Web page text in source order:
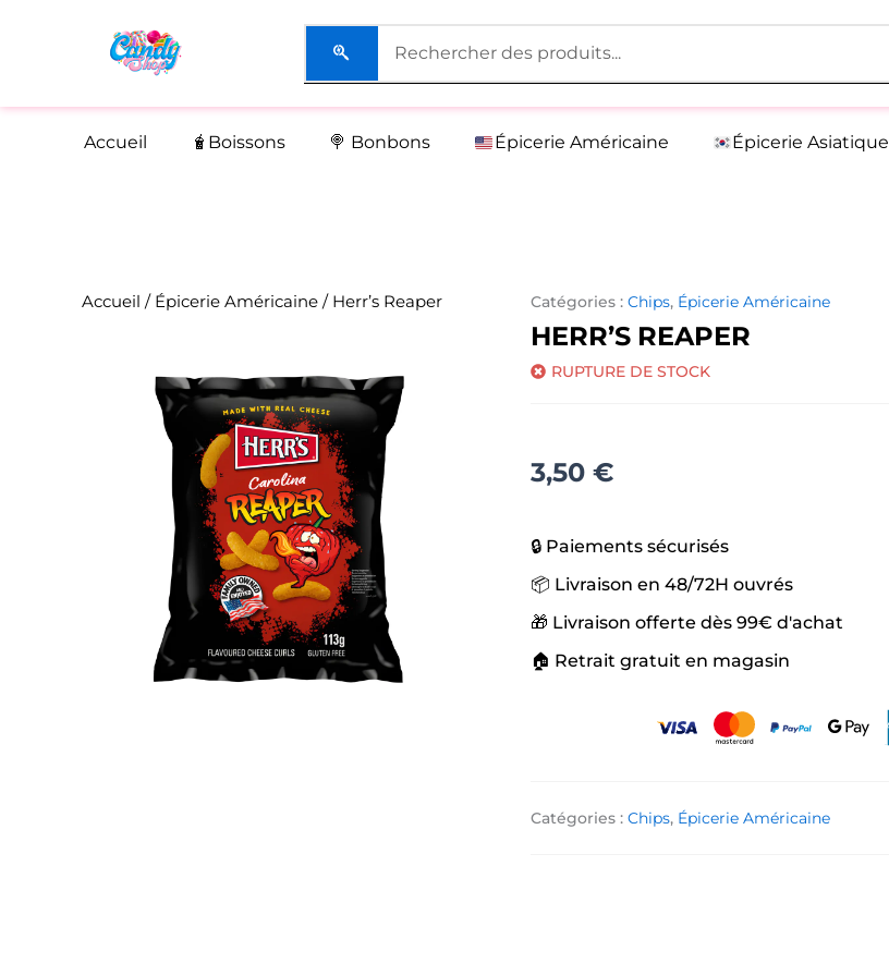
Accueil 🧋Boissons 🍭 Bonbons Épicerie Américaine Épicerie Asiatique
Accueil / Épicerie Américaine / Herr’s Reaper Catégories : Chips, Épicerie Américaine
HERR’S REAPER
RUPTURE DE STOCK
3,50 €
🔒 Paiements sécurisés
📦 Livraison en 48/72H ouvrés
🎁 Livraison offerte dès 99€ d'achat
🏠 Retrait gratuit en magasin
Catégories : Chips, Épicerie Américaine